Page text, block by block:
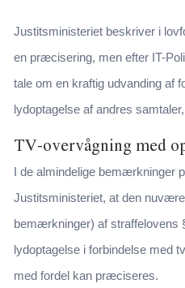
Justitsministeriet beskriver i
en præcisering, men efter IT-
tale om en kraftig udvanding af
lydoptagelse af andres
TV-overvågning med
I de almindelige bemærkninger
Justitsministeriet, at den
bemærkninger) af straffelovens
lydoptagelse i forbindelse med
med fordel kan præciseres.